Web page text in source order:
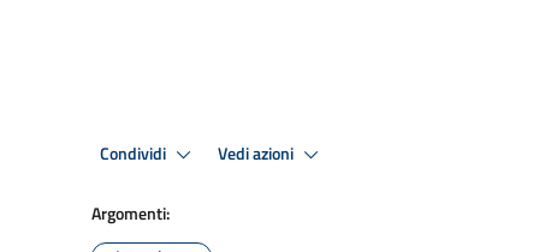
Condividi Vedi azioni
Argomenti: